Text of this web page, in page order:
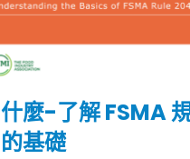
什麼-了解 FSMA
的基礎